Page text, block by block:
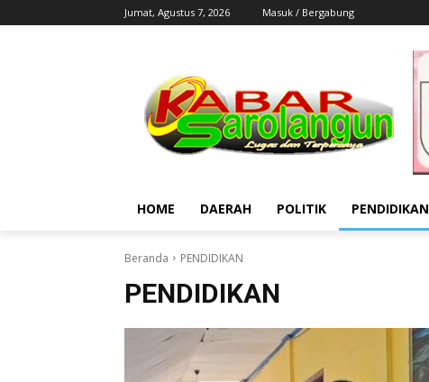
Jumat, Agustus 7, 2026 Masuk / Bergabung
HOME DAERAH POLITIK PENDIDIKAN
Beranda PENDIDIKAN
PENDIDIKAN